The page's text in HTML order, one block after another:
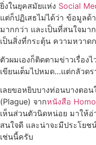
ยิ่งในยุคสมัยแห่ง Social
แต่ก็ปฏิเสธไม่ได้ว่า ข้อมูลด้
มากกว่า และเป็นที่สนใจมา
เป็นสิ่งที่กระตุ้น ความหวาด
ตัวผมเองก็ติดตามข่าวเรื่อง
เขียนเต็มไปหมด…แต่กลัวด
เลยขอหยิบบางท่อนบางตอน
(Plague) จากหนังสือ
เห็นส่วนตัวนิดหน่อย มาให้อ่
สนใจดี และน่าจะมีประโยช
เช่นนี้ครับ